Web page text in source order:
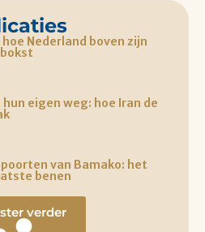
hoe Nederland boven zijn
hun eigen weg: hoe Iran de
van Bamako: het
benen
verder